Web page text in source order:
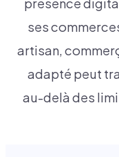
présence
ses
artisan,
adapté peut
au-delà des